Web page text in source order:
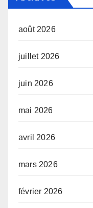
août 2026
juillet 2026
juin 2026
mai 2026
avril 2026
mars 2026
février 2026